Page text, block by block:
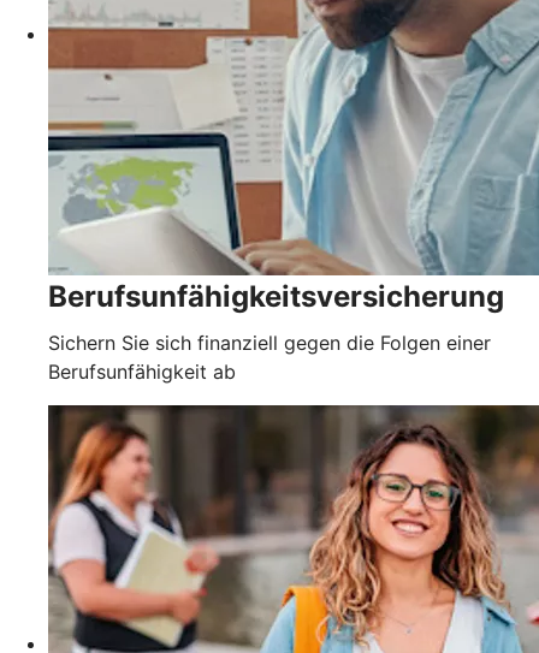
Berufsunfähigkeitsversicherung
Sichern Sie sich finanziell gegen die Folgen einer
Berufsunfähigkeit ab